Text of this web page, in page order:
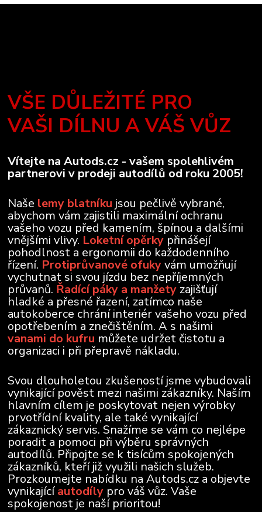
VŠE DŮLEŽITÉ PRO
VAŠI DÍLNU A VÁŠ VŮZ
Vítejte na Autods.cz - vašem spolehlivém
partnerovi v prodeji autodílů od roku 2005!
Naše lemy blatníku jsou pečlivě vybrané,
abychom vám zajistili maximální ochranu
vašeho vozu před kamením, špínou a dalšími
vnějšími vlivy. Loketní opěrky přinášejí
pohodlnost a ergonomii do každodenního
řízení. Protiprůvanové ofukyvám umožňují
vychutnat si svou jízdu bez nepříjemných
průvanů. Řadící páky a manžety zajišťují
hladké a přesné řazení, zatímco naše
autokoberce chrání interiér vašeho vozu před
opotřebením a znečištěním. A s našimi
vanami do kufru můžete udržet čistotu a
organizaci i při přepravě nákladu.
Svou dlouholetou zkušeností jsme vybudovali
vynikající pověst mezi našimi zákazníky. Naším
hlavním cílem je poskytovat nejen výrobky
prvotřídní kvality, ale také vynikající
zákaznický servis. Snažíme se vám co nejlépe
poradit a pomoci při výběru správných
autodílů. Připojte se k tisícům spokojených
zákazníků, kteří již využili našich služeb.
Prozkoumejte nabídku na Autods.cz a objevte
vynikajícíautodíly pro váš vůz. Vaše
spokojenost je naší prioritou!